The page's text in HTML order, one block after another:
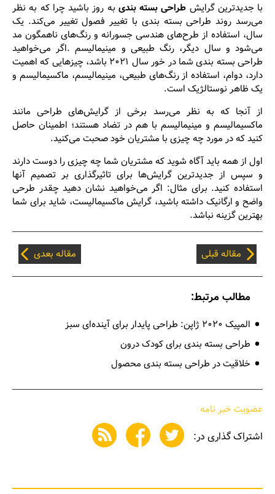
با جدیدترین گرایش طراحی بسته ‌بندی به روز باشید چرا که به نظر
می‌رسد روند طراحی بسته بندی با تغییر فصول تغییر می‌کند. یک
سال، استفاده از طرح‌های هندسی جسورانه و رنگ‌های ناهمگون مد
می‌شود و سال دیگر، رنگ طبیعی و مینیمالیسم .اگر می‌خواهید
طراحی بسته بندی شما در خور سال ۲۰۲۱ باشد، چیزهایی که اهمیت
دارد، دوام، استفاده از رنگ‌های طبیعی، مینیمالیسم، ماکسیمالیسم و
یک ظاهر نوستالژیک است.
از آنجا که به نظر می‌رسد برخی از گرایش‌های طراحی مانند
ماکسیمالیسم و مینیمالیسم با هم در تضاد هستند؛ اطمینان حاصل
کنید که در مورد چه چیزی با مشتریان خود صحبت می‌کنید.
اول از همه باید آگاه شوید که مشتریان شما چه چیزی را دوست دارند
و سپس از جدیدترین گرایش‌ها برای تاثیرگذاری بر تصمیم آنها
استفاده کنید. برای مثال: اگر می‌خواهید نشان دهید چقدر طرحی‌
واضح و ارگانیک داشته باشید، گرایش ماکسیمالیست، شاید برای شما
بهترین گزینه نباشد.
مقاله قبلی مقاله بعدی
مطالب مرتبط:
المپیک ۲۰۲۰ ژاپن: طراحی پایدار برای آینده‌ای سبز
طراحی بسته بندی برای کودک درون
خلاقیت در طراحی بسته بندی محصول
عضویت خبر نامه
اشتراک گذاری در: